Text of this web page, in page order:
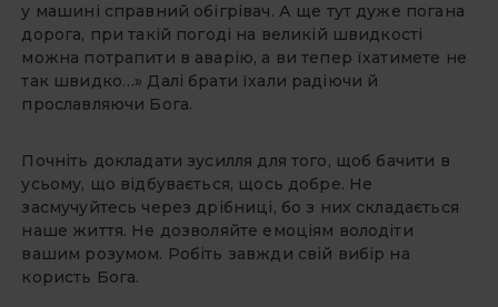
у машині справний обігрівач. А ще тут дуже погана
дорога, при такій погоді на великій швидкості
можна потрапити в аварію, а ви тепер їхатимете не
так швидко…» Далі брати їхали радіючи й
прославляючи Бога.
Почніть докладати зусилля для того, щоб бачити в
усьому, що відбувається, щось добре. Не
засмучуйтесь через дрібниці, бо з них складається
наше життя. Не дозволяйте емоціям володіти
вашим розумом. Робіть завжди свій вибір на
користь Бога.